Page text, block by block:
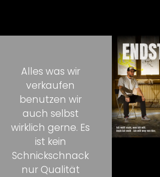
Alles was wir
verkaufen
benutzen wir
auch selbst
wirklich gerne. Es
ist kein
Schnickschnack
nur Qualität